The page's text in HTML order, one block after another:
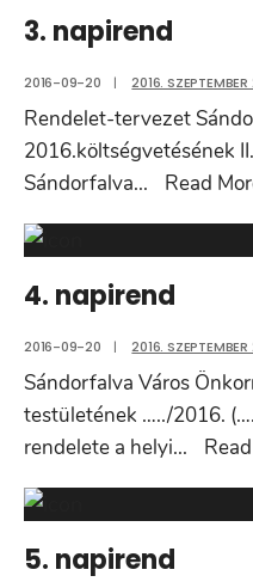
3. napirend
2016-09-20 | 2016. SZEPTEMBER
Rendelet-tervezet
2016.költségvetésének
Sándorfalva... Read
4. napirend
2016-09-20 | 2016. SZEPTEMBER
Sándorfalva Város
testületének …../2016.
rendelete a helyi...
5. napirend